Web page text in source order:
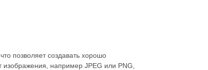
позволяет создавать хорошо
например JPEG или PNG,